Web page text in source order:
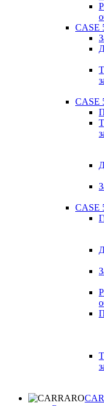
CASE
CASE
CASE